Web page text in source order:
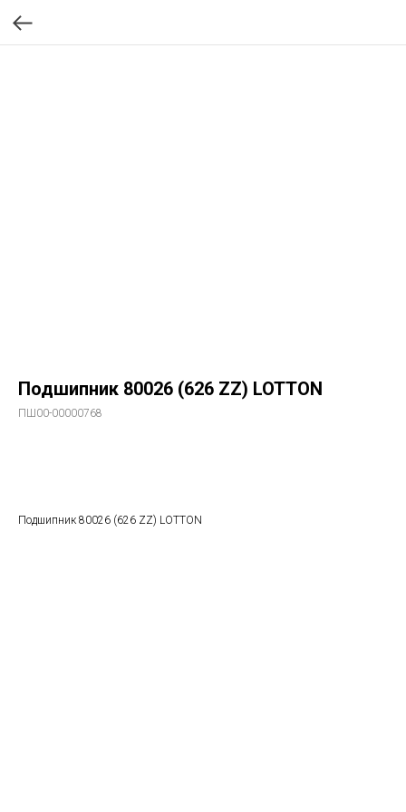
Подшипник 80026 (626 ZZ) LOTTON
ПШ00-00000768
Подшипник 80026 (626 ZZ) LOTTON